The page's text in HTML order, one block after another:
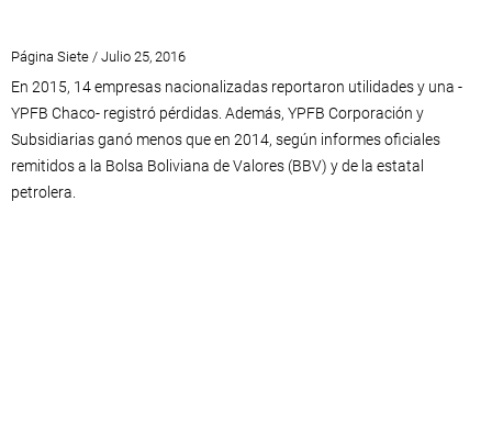
Página Siete / Julio 25, 2016
En 2015, 14 empresas nacionalizadas reportaron utilidades y una -
YPFB Chaco- registró pérdidas. Además, YPFB Corporación y
Subsidiarias ganó menos que en 2014, según informes oficiales
remitidos a la Bolsa Boliviana de Valores (BBV) y de la estatal
petrolera.